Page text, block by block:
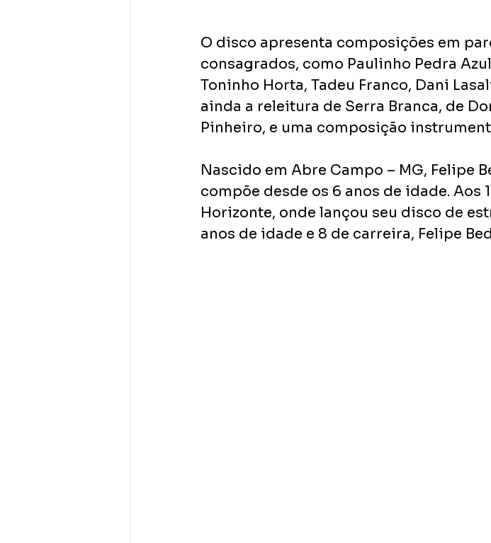
O disco apresenta composições em
consagrados, como Paulinho Pedra
Toninho Horta, Tadeu Franco, Dani
ainda a releitura de Serra Branca, de
Pinheiro, e uma composição
Nascido em Abre Campo – MG, Felipe
compõe desde os 6 anos de idade. Aos
Horizonte, onde lançou seu disco de
anos de idade e 8 de carreira, Felipe